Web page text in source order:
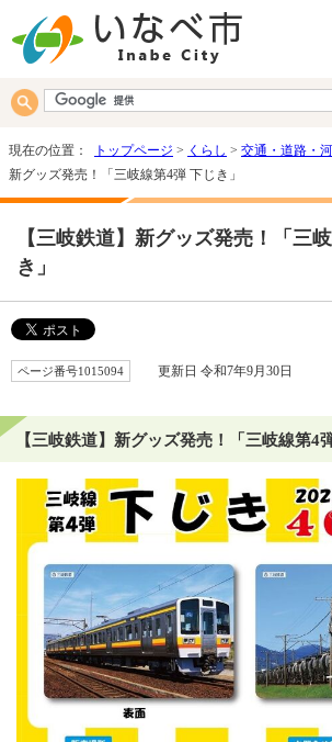
現在の位置： トップページ > くらし > 交通・道路・河
新グッズ発売！「三岐線第4弾 下じき」
【三岐鉄道】新グッズ発売！「三
き」
ページ番号1015094 更新日 令和7年9月30日
【三岐鉄道】新グッズ発売！「三岐線第4